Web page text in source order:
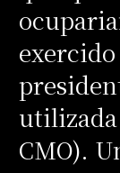
utilizada
CMO).